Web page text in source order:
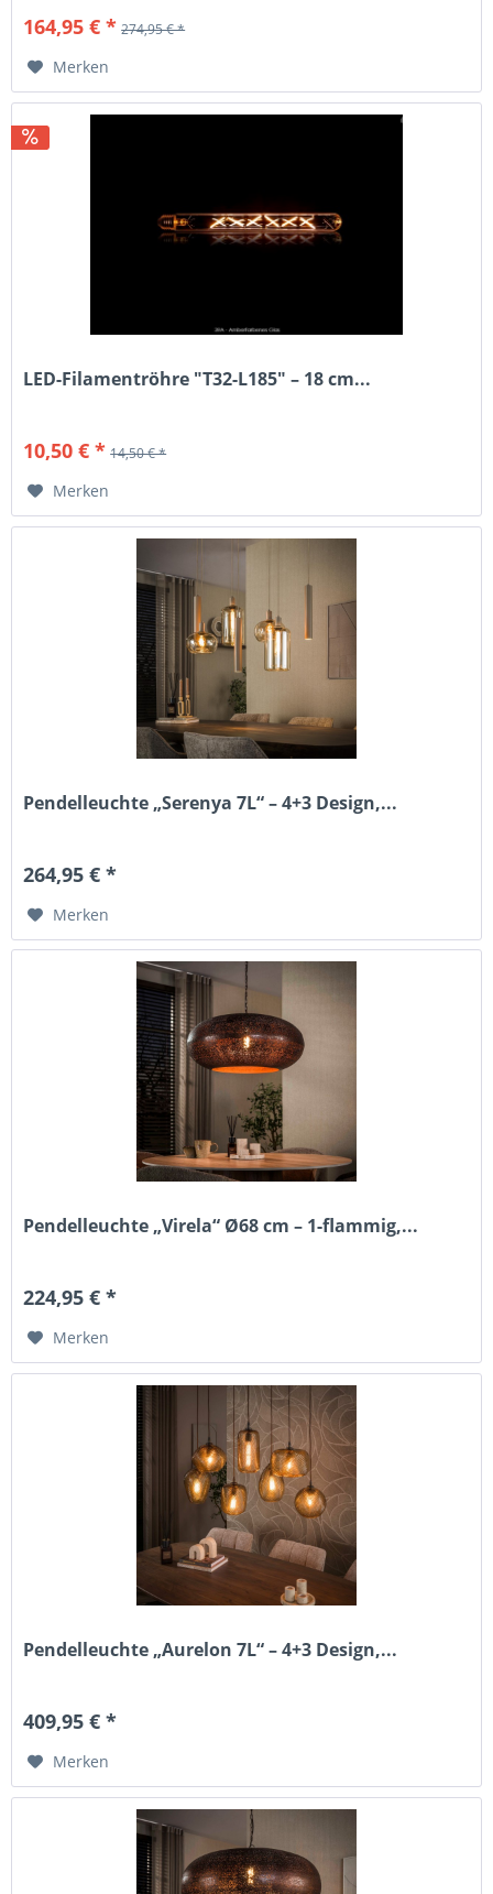
164,95 € * 274,95 € *
Merken
LED-Filamentröhre "T32-L185" – 18 cm...
10,50 € * 14,50 € *
Merken
Pendelleuchte „Serenya 7L“ – 4+3 Design,...
264,95 € *
Merken
Pendelleuchte „Virela“ Ø68 cm – 1-flammig,...
224,95 € *
Merken
Pendelleuchte „Aurelon 7L“ – 4+3 Design,...
409,95 € *
Merken